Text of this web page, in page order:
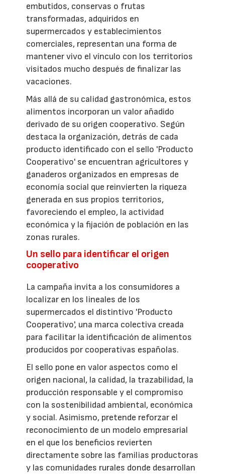
embutidos, conservas o frutas
transformadas, adquiridos en
supermercados y establecimientos
comerciales, representan una forma de
mantener vivo el vínculo con los territorios
visitados mucho después de finalizar las
vacaciones.
Más allá de su calidad gastronómica, estos
alimentos incorporan un valor añadido
derivado de su origen cooperativo. Según
destaca la organización, detrás de cada
producto identificado con el sello 'Producto
Cooperativo' se encuentran agricultores y
ganaderos organizados en empresas de
economía social que reinvierten la riqueza
generada en sus propios territorios,
favoreciendo el empleo, la actividad
económica y la fijación de población en las
zonas rurales.
Un sello para identificar el origen
cooperativo
La campaña invita a los consumidores a
localizar en los lineales de los
supermercados el distintivo 'Producto
Cooperativo', una marca colectiva creada
para facilitar la identificación de alimentos
producidos por cooperativas españolas.
El sello pone en valor aspectos como el
origen nacional, la calidad, la trazabilidad, la
producción responsable y el compromiso
con la sostenibilidad ambiental, económica
y social. Asimismo, pretende reforzar el
reconocimiento de un modelo empresarial
en el que los beneficios revierten
directamente sobre las familias productoras
y las comunidades rurales donde desarrollan